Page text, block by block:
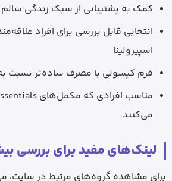
کمک به پشتیبانی از سبک زندگی سالم
انتخابی قابل بررسی برای افراد
اسپیرولینا
فرم کپسولی با مصرف ساده‌تر نسبت به
می‌کنند
لینک‌های مفید برای بررسی
برای مشاهده گروه‌های مرتبط در سایت،